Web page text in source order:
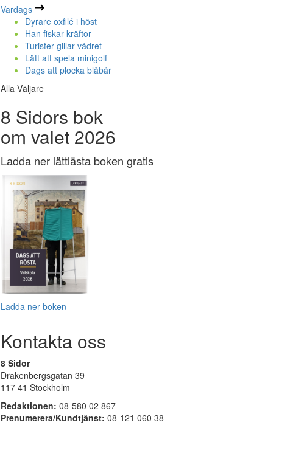
Vardags
Dyrare oxfilé i höst
Han fiskar kräftor
Turister gillar vädret
Lätt att spela minigolf
Dags att plocka blåbär
Alla Väljare
8 Sidors bok
om valet 2026
Ladda ner lättlästa boken gratis
Ladda ner boken
Kontakta oss
8 Sidor
Drakenbergsgatan 39
117 41 Stockholm
Redaktionen: 08-580 02 867
Prenumerera/Kundtjänst: 08-121 060 38